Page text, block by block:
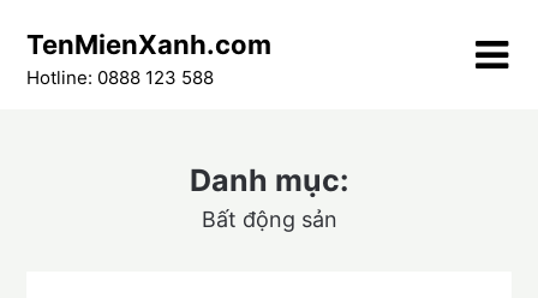
content
TenMienXanh.com
Hotline: 0888 123 588
Danh mục:
Bất động sản